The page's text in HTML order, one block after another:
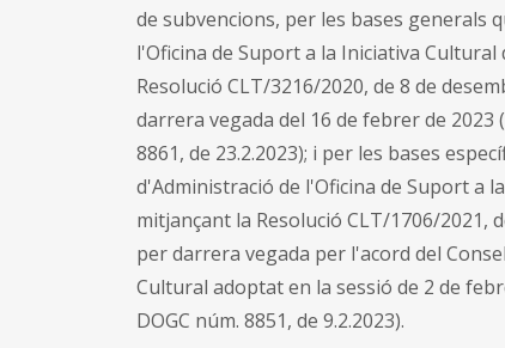
de subvencions, per les bases generals
l'Oficina de Suport a la Iniciativa
Resolució CLT/3216/2020, de 8 de
darrera vegada del 16 de febrer de 2023
8861, de 23.2.2023); i per les bases
d'Administració de l'Oficina de Suport a
mitjançant la Resolució CLT/1706/2021,
per darrera vegada per l'acord del
Cultural adoptat en la sessió de 2 de
DOGC núm. 8851, de 9.2.2023).